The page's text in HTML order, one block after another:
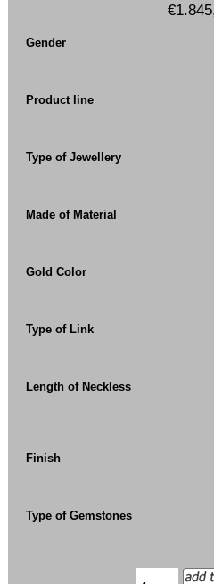
Gender
Product line
Type of Jewellery
Made of Material
Gold Color
Type of Link
Length of Neckless
Finish
Type of Gemstones